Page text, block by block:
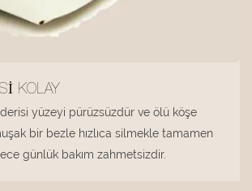
KOLAY
yüzeyi pürüzsüzdür ve ölü köşe
bir bezle hızlıca silmekle tamamen
günlük bakım zahmetsizdir.